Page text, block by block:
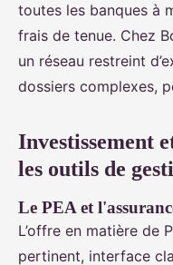
toutes les banques à
frais de tenue. Chez
un réseau restreint
dossiers complexes,
Investissement
les outils de
Le PEA et
L’offre en matière de
pertinent, interface